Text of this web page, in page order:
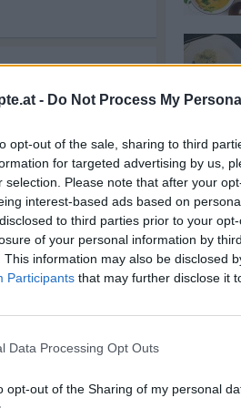
- Do Not Process My
opt-out of the sale, sharing to third
for targeted advertising by us,
selection. Please note that after your
interest-based ads based on
to third parties prior to your
of your personal information by
This information may also be disclosed
Participants that may further disclose it
Data Processing Opt Outs
opt-out of the Sharing of my personal
27.02.2025
35 min
Anzeige